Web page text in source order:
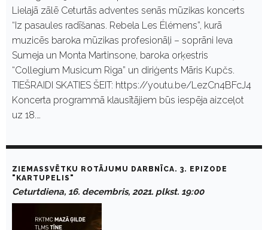
Lielajā zālē Ceturtās adventes senās mūzikas koncerts
“Iz pasaules radīšanas. Rebela Les Élémens”, kurā
muzicēs baroka mūzikas profesionāļi – soprāni Ieva
Sumeja un Monta Martinsone, baroka orķestris
“Collegium Musicum Riga” un diriģents Māris Kupčs.
TIEŠRAIDI SKATIES ŠEIT: https://youtu.be/LezCn4BFcJ4
Koncerta programmā klausītājiem būs iespēja aizceļot
uz 18.…
ZIEMASSVĒTKU ROTĀJUMU DARBNĪCA. 3. EPIZODE
"KARTUPELIS"
Ceturtdiena, 16. decembris, 2021. plkst. 19:00